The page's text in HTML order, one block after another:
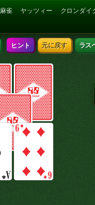
麻雀 ヤッツィー クロンダイ
ヒント 元に戻す ラス